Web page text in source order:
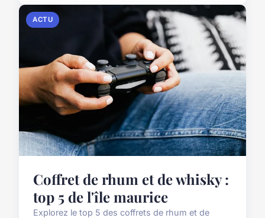
ACTU
Coffret de rhum et de whisky :
top 5 de l'île maurice
Explorez le top 5 des coffrets de rhum et de